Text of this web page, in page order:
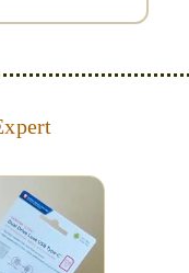
go" format!
a handy USB